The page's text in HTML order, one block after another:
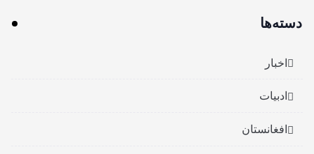
دسته‌ها
اخبار
ادبیات
افغانستان